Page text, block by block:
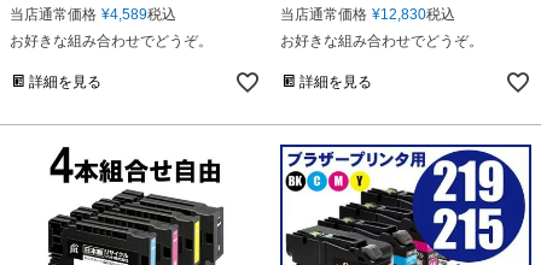
当店通常価格 ¥4,589税込
お好きな組み合わせでどうぞ。
詳細を見る
当店通常価格 ¥12,830税込
お好きな組み合わせでどうぞ。
詳細を見る